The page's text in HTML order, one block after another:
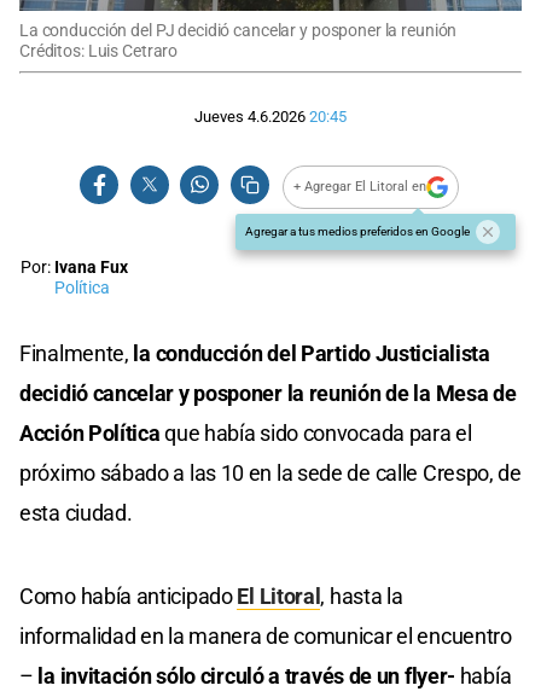
La conducción del PJ decidió cancelar y posponer la reunión
Créditos: Luis Cetraro
Jueves 4.6.2026 20:45
+ Agregar El Litoral en
Agregar a tus medios preferidos en Google
Por: Ivana Fux
Política
Finalmente, la conducción del Partido Justicialista
decidió cancelar y posponer la reunión de la Mesa de
Acción Políticaque había sido convocada para el
próximo sábado a las 10 en la sede de calle Crespo, de
esta ciudad.
Como había anticipadoEl Litoral, hasta la
informalidad en la manera de comunicar el encuentro
– la invitación sólo circuló a través de un flyer- había